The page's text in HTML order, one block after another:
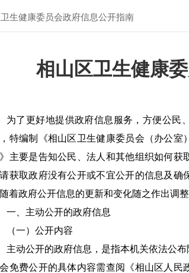
生健康委员会政府信息公开指南
相山区卫生健康
为了更好地提供政府信息服务，方便公民
特编制《相山区卫生健康委员会（办公
主要是告知公民、法人和其他组织如何获
获取政府没有公开或不宜公开的信息及确
着政府公开信息的更新和变化随之作出调整
一、主动公开的政府信息
（一）公开内容
主动公开的政府信息，是指本机关依法公
免费公开的具体内容需查阅《相山区人民